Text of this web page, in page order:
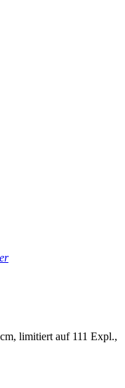
limitiert auf 111 Expl.,